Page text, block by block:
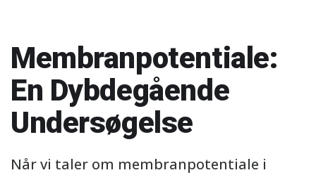
Membranpotentiale:
En Dybdegående
Undersøgelse
Når vi taler om membranpotentiale i